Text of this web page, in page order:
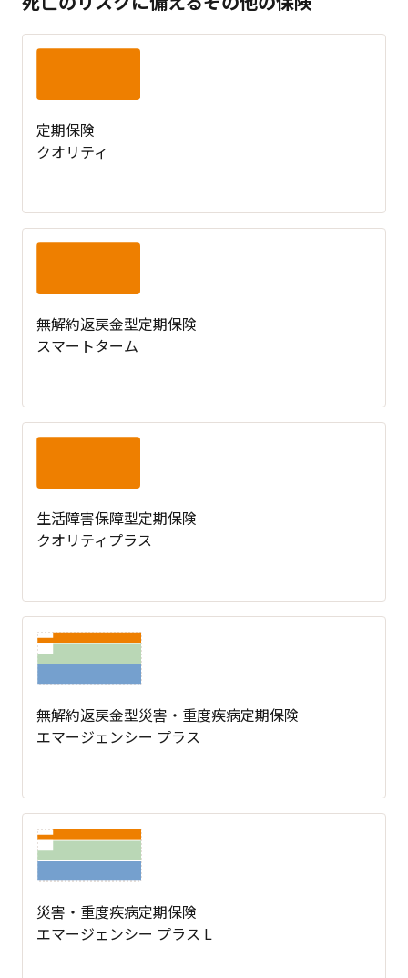
定期保険
クオリティ
無解約返戻金型定期保険
スマートターム
生活障害保障型定期保険
クオリティプラス
無解約返戻金型災害・重度疾病定期保険
エマージェンシー プラス
災害・重度疾病定期保険
エマージェンシー プラス L